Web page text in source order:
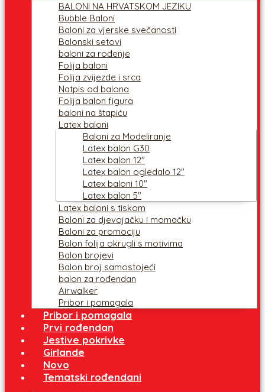
BALONI NA HRVATSKOM JEZIKU
Bubble Baloni
Baloni za vjerske svečanosti
Balonski setovi
baloni za rođenje
Folija baloni
Folija zvijezde i srca
Natpis od balona
Folija balon figura
baloni na štapiću
Latex baloni
Baloni za Modeliranje
Latex balon G30
Latex balon 12″
Latex balon ogledalo 12″
Latex baloni 10″
Latex balon 5″
Latex baloni s tiskom
Baloni za djevojačku i momačku
Baloni za promociju
Balon folija okrugli s motivima
Balon brojevi
Balon broj samostojeći
balon za rođendan
Airwalker
Pribor i pomagala
Pribor i pomagala
Prvi rođendan
Jestive pokrivke
Girlande
Novo
Tematski rođendani